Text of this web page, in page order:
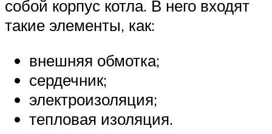
собой корпус котла. В него входят
такие элементы, как:
внешняя обмотка;
сердечник;
электроизоляция;
тепловая изоляция.